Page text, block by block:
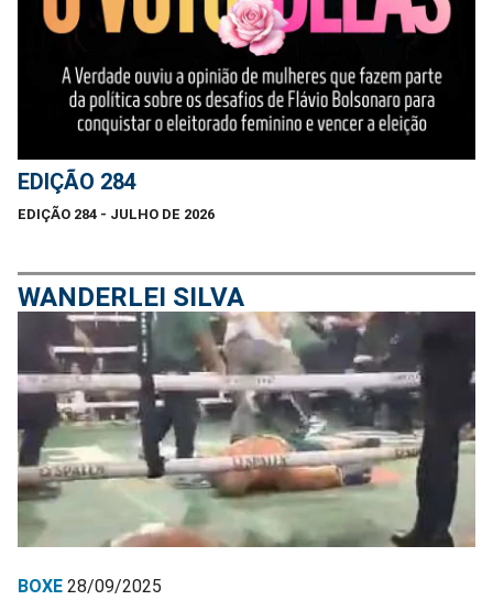
EDIÇÃO 284
EDIÇÃO 284 - JULHO DE 2026
WANDERLEI SILVA
BOXE 28/09/2025